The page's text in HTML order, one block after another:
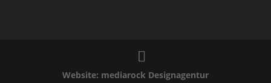
Website: mediarock Designagentur